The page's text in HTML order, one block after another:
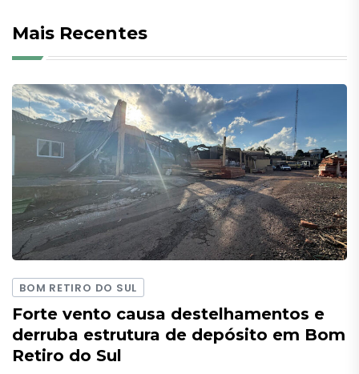
Mais Recentes
BOM RETIRO DO SUL
Forte vento causa destelhamentos e
derruba estrutura de depósito em Bom
Retiro do Sul